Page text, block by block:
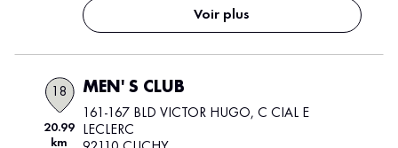
Voir plus
18
20.99
km
MEN' S CLUB
161-167 BLD VICTOR HUGO, C CIAL E
LECLERC